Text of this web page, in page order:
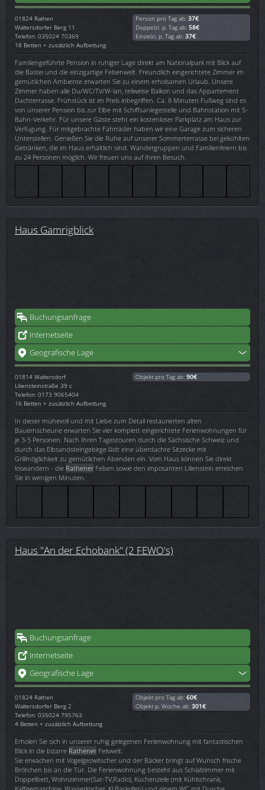
01824 Rathen
Waltersdorfer Berg 11
Telefon: 035024 70369
18 Betten + zusätzlich Aufbettung
Person pro Tag ab: 37€
Doppelzi. p. Tag ab: 58€
Einzelzi. p. Tag ab: 37€
Familiengeführte Pension in ruhiger Lage direkt am Nationalpark mit Blick auf
die Bastei und die einzigartige Felsenwelt. Freundlich eingerichtete Zimmer im
gemütlichen Ambiente erwarten Sie zu einem erholsamen Urlaub. Unsere
Zimmer haben alle Du/WC/TV/W-lan, teilweise Balkon und das Appartement
Dachterrasse. Frühstück ist im Preis inbegriffen. Ca. 8 Minuten Fußweg sind es
von unserer Pension bis zur Elbe mit Schiffsanlegestelle und Bahnstation mit S-
Bahn-Verkehr. Für unsere Gäste steht ein kostenloser Parkplatz am Haus zur
Verfügung. Für mitgebrachte Fahrräder haben wir eine Garage zum sicheren
Unterstellen. Genießen Sie die Ruhe auf unserer Sommerterrasse bei gekühlten
Getränken, die im Haus erhältlich sind. Wandergruppen und Familienfeiern bis
zu 24 Personen möglich. Wir freuen uns auf Ihren Besuch.
Haus Gamrigblick
Buchungsanfrage
Internetseite
Geografische Lage
01814 Waltersdorf
Liliensteinstraße 39 c
Telefon: 0173 9065404
16 Betten + zusätzlich Aufbettung
Objekt pro Tag ab: 90€
In dieser mühevoll und mit Liebe zum Detail restaurierten alten
Bauernscheune erwarten Sie vier komplett eingerichtete Ferienwohnungen für
je 3-5 Personen. Nach Ihren Tagestouren durch die Sächsische Schweiz und
durch das Elbsandsteingebirge lädt eine überdachte Sitzecke mit
Grillmöglichkeit zu gemütlichen Abenden ein. Vom Haus können Sie direkt
loswandern - die Rathener Felsen sowie den imposanten Lilienstein erreichen
Sie in wenigen Minuten.
Haus "An der Echobank" (2 FEWO's)
Buchungsanfrage
Internetseite
Geografische Lage
01824 Rathen
Waltersdorfer Berg 2
Telefon: 035024 795763
4 Betten + zusätzlich Aufbettung
Objekt pro Tag ab: 60€
Objekt p. Woche ab: 301€
Erholen Sie sich in unserer ruhig gelegenen Ferienwohnung mit fantastischen
Blick in die bizarre Rathener Felswelt.
Sie erwachen mit Vogelgezwitscher und der Bäcker bringt auf Wunsch frische
Brötchen bis an die Tür. Die Ferienwohnung besteht aus Schlafzimmer mit
Doppelbett, Wohnzimmer(Sat-TV,Radio), Küchenzeile (mit Kühlschrank,